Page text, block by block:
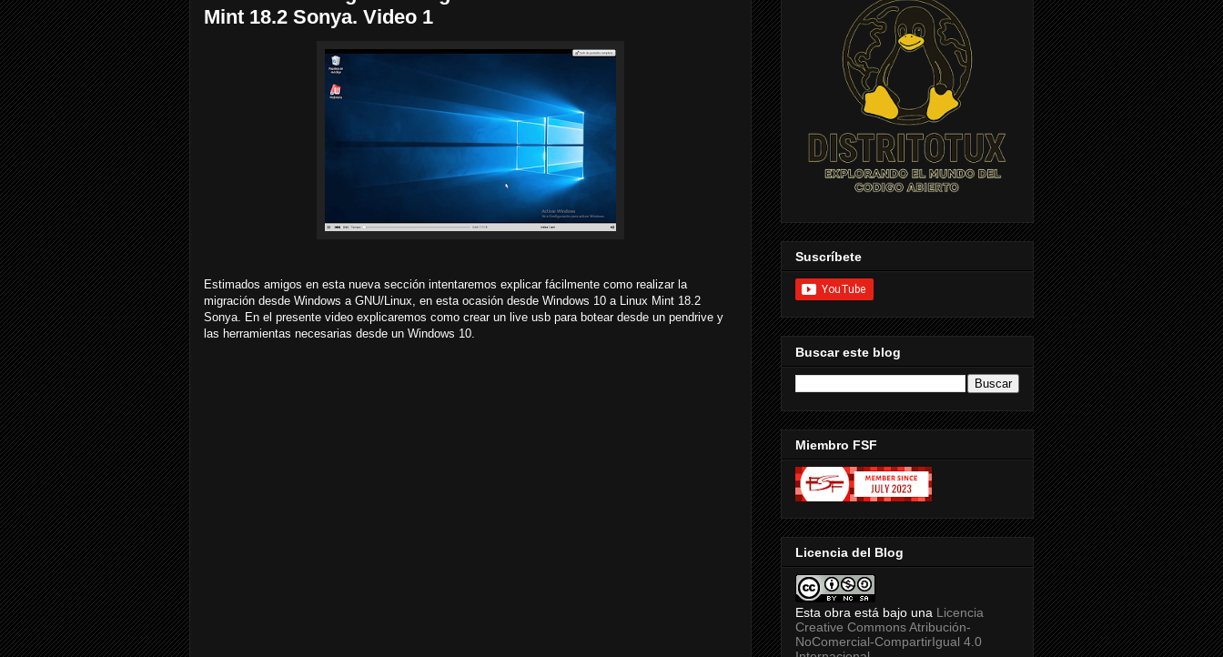
Mint 18.2 Sonya. Video 1
Estimados amigos en esta nueva sección intentaremos explicar fácilmente como realizar la
migración desde Windows a GNU/Linux, en esta ocasión desde Windows 10 a Linux Mint 18.2
Sonya. En el presente video explicaremos como crear un live usb para botear desde un pendrive y
las herramientas necesarias desde un Windows 10.
Suscríbete
Buscar este blog
Miembro FSF
Licencia del Blog
Esta obra está bajo una Licencia
Creative Commons Atribución-
NoComercial-CompartirIgual 4.0